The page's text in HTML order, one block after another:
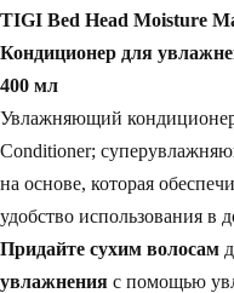
TIGI Bed Head Moisture
Кондиционер для
400 мл
Увлажняющий
Conditioner;
на основе, которая
удобство использования в
Придайте сухим волосам
увлажнения с помощью